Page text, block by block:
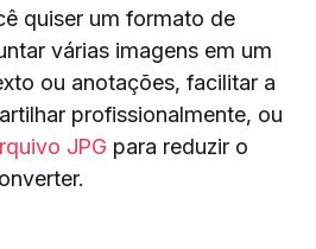
quiser um formato de
várias imagens em um
ou anotações, facilitar a
profissionalmente, ou
JPG para reduzir o